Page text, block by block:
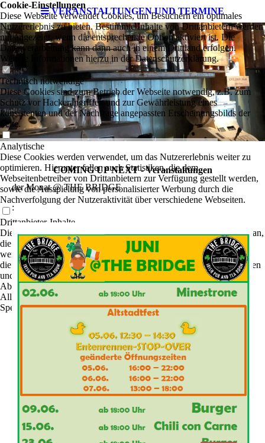
VERANSTALTUNGEN UND TERMINE
COMING UP NEXT - Veranstaltungen
der Monat @ THE BRIDGE
:
Cookie-Einstellungen
Diese Webseite verwendet Cookies, um Besuchern ein optimales
Nutzererlebnis zu bieten. Bestimmte Inhalte von Drittanbietern werden
nur angezeigt, wenn die entsprechende Option aktiviert ist. Die
Datenverarbeitung kann dann auch in einem Drittland erfolgen.
Weitere Informationen hierzu in der Datenschutzerklärung.
Technisch notwendige
Diese Cookies sind zum Betrieb der Webseite notwendig, z.B. zum
Schutz vor Hackerangriffen und zur Gewährleistung eines
konsistenten und der Nachfrage angepassten Erscheinungsbilds der
Seite.
Analytische
Diese Cookies werden verwendet, um das Nutzererlebnis weiter zu
optimieren. Hierunter fallen auch Statistiken, die dem
Webseitenbetreiber von Drittanbietern zur Verfügung gestellt werden,
sowie die Ausspielung von personalisierter Werbung durch die
Nachverfolgung der Nutzeraktivität über verschiedene Webseiten.
Drittanbieter-Inhalte
Diese Webseite bietet möglicherweise Inhalte oder Funktionalitäten an,
die von Drittanbietern eigenverantwortlich zur Verfügung gestellt
werden. Diese Drittanbieter können eigene Cookies setzen, z.B. um
die Nutzeraktivität zu verfolgen oder ihre Angebote zu personalisieren
und zu optimieren.
Ablehnen
Alle akzeptieren
Speichern